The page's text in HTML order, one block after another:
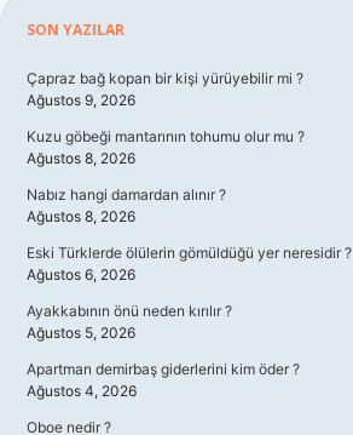
Sidebar
SON YAZILAR
Çapraz bağ kopan bir kişi yürüyebilir mi ?
Ağustos 9, 2026
Kuzu göbeği mantarının tohumu olur mu ?
Ağustos 8, 2026
Nabız hangi damardan alınır ?
Ağustos 8, 2026
Eski Türklerde ölülerin gömüldüğü yer neresidir ?
Ağustos 6, 2026
Ayakkabının önü neden kırılır ?
Ağustos 5, 2026
Apartman demirbaş giderlerini kim öder ?
Ağustos 4, 2026
Oboe nedir ?